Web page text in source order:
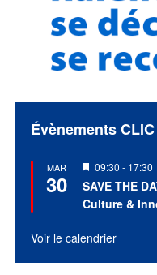
Évènements
MAR
30
Mis
en
avant
09:30 - 17:30
SAVE THE
Culture &
Voir le calendrier